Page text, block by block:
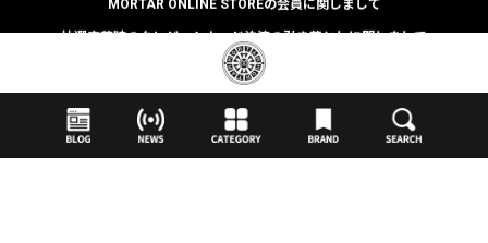
【応募前に必ずお読みください】抽選応募に関する注意事項
MORTAR ONLINE STOREの会員に関しまして